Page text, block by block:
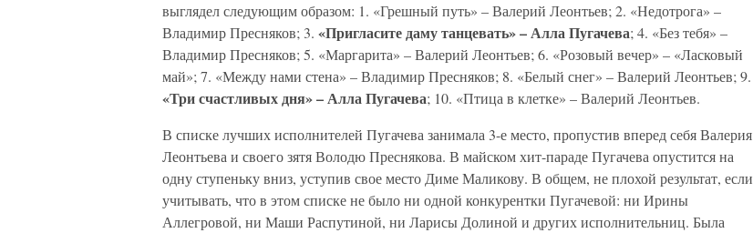
выглядел следующим образом: 1. «Грешный путь» – Валерий Леонтьев; 2. «Недотрога» –
Владимир Пресняков; 3. «Пригласите даму танцевать» – Алла Пугачева; 4. «Без тебя» –
Владимир Пресняков; 5. «Маргарита» – Валерий Леонтьев; 6. «Розовый вечер» – «Ласковый
май»; 7. «Между нами стена» – Владимир Пресняков; 8. «Белый снег» – Валерий Леонтьев; 9.
«Три счастливых дня» – Алла Пугачева; 10. «Птица в клетке» – Валерий Леонтьев.
В списке лучших исполнителей Пугачева занимала 3-е место, пропустив вперед себя Валерия
Леонтьева и своего зятя Володю Преснякова. В майском хит-параде Пугачева опустится на
одну ступеньку вниз, уступив свое место Диме Маликову. В общем, не плохой результат, если
учитывать, что в этом списке не было ни одной конкурентки Пугачевой: ни Ирины
Аллегровой, ни Маши Распутиной, ни Ларисы Долиной и других исполнительниц. Была